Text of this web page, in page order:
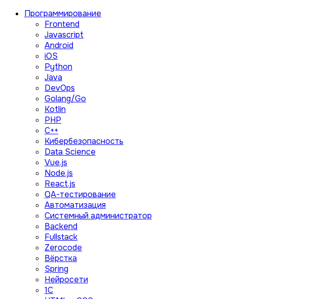
Программирование
Frontend
Javascript
Android
iOS
Python
Java
DevOps
Golang/Go
Kotlin
PHP
C++
Кибербезопасность
Data Science
Vue.js
Node.js
React.js
QA-тестирование
Автоматизация
Системный администратор
Backend
Fullstack
Zerocode
Вёрстка
Spring
Нейросети
1C